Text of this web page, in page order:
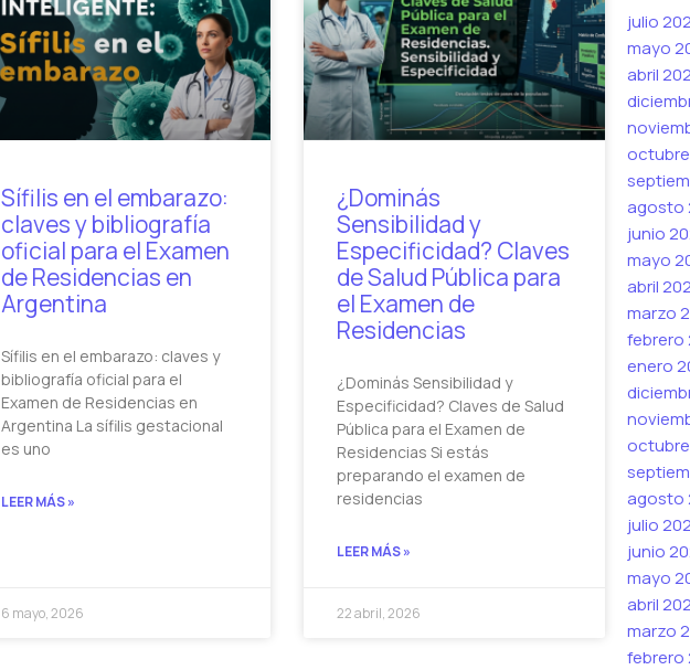
Sífilis en el embarazo:
claves y bibliografía
oficial para el Examen
de Residencias en
Argentina
Sífilis en el embarazo: claves y
bibliografía oficial para el
Examen de Residencias en
Argentina La sífilis gestacional
es uno
LEER MÁS »
6 mayo, 2026
¿Dominás
Sensibilidad y
Especificidad? Claves
de Salud Pública para
el Examen de
Residencias
¿Dominás Sensibilidad y
Especificidad? Claves de Salud
Pública para el Examen de
Residencias Si estás
preparando el examen de
residencias
LEER MÁS »
22 abril, 2026
julio
mayo
abril
agosto
junio
mayo
abril
marzo
febrero
enero
agosto
julio
junio
mayo
abril
marzo
febrero